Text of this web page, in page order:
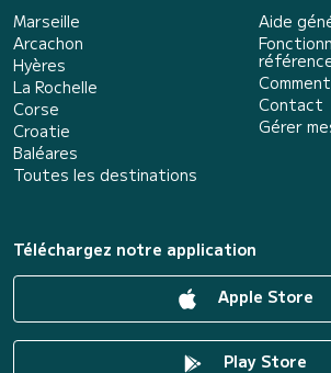
Marseille
Arcachon
Hyères
La Rochelle
Corse
Croatie
Baléares
Toutes les destinations
Aide
Contact
Gérer
Téléchargez notre application
Apple Store
Play Store